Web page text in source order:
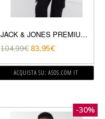
JACK & JONES PREMIUM – PARKA NERO CON CAPPUCCIO FODERATO IN PILE
104,99€ 83,95€
ACQUISTA SU: ASOS.COM IT
-30%